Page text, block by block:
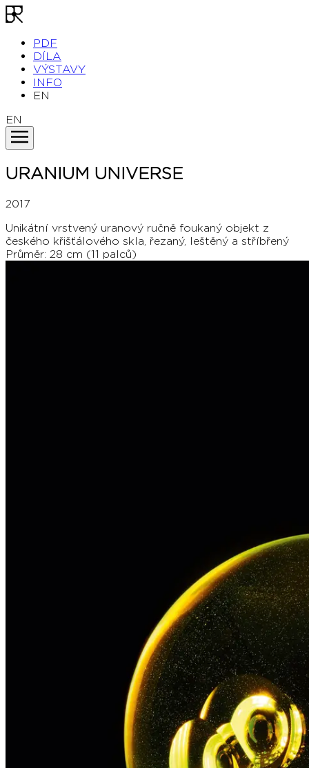
PDF
DÍLA
VÝSTAVY
INFO
EN
EN
URANIUM UNIVERSE
2017
Unikátní vrstvený uranový ručně foukaný objekt z
českého křišťálového skla, řezaný, leštěný a stříbřený
Průměr: 28 cm (11 palců)